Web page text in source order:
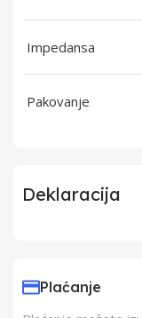
Impedansa
Pakovanje
Deklaracija
Plaćanje